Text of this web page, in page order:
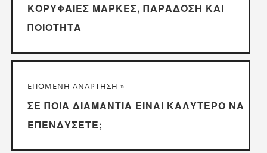
ΚΟΡΥΦΑΊΕΣ ΜΆΡΚΕΣ, ΠΑΡΆΔΟΣΗ ΚΑΙ
ΠΟΙΌΤΗΤΑ
ΕΠΌΜΕΝΗ ΑΝΆΡΤΗΣΗ »
ΣΕ ΠΟΙΑ ΔΙΑΜΆΝΤΙΑ ΕΊΝΑΙ ΚΑΛΎΤΕΡΟ ΝΑ
ΕΠΕΝΔΎΣΕΤΕ;